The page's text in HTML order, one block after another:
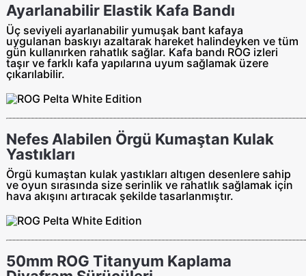
Ayarlanabilir Elastik Kafa Bandı
Üç seviyeli ayarlanabilir yumuşak bant kafaya
uygulanan baskıyı azaltarak hareket halindeyken ve tüm
gün kullanırken rahatlık sağlar. Kafa bandı ROG izleri
taşır ve farklı kafa yapılarına uyum sağlamak üzere
çıkarılabilir.
Nefes Alabilen Örgü Kumaştan Kulak
Yastıkları
Örgü kumaştan kulak yastıkları altıgen desenlere sahip
ve oyun sırasında size serinlik ve rahatlık sağlamak için
hava akışını artıracak şekilde tasarlanmıştır.
50mm ROG Titanyum Kaplama